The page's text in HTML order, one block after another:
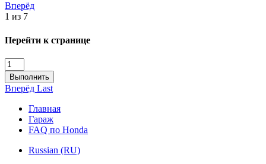
Вперёд
1 из 7
Перейти к странице
Выполнить
Вперёд Last
Главная
Гараж
FAQ по Honda
Russian (RU)